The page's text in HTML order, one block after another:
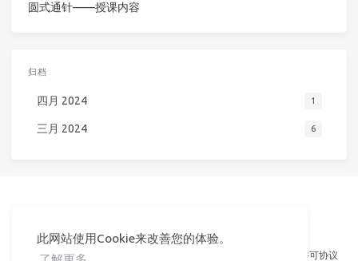
此网站使用Cookie来改善您的体验。
圆式通针——授课内容
归档
四月 2024 1
三月 2024 6
© 2024 袁也Powered byHexo
京ICP备2023028292号-1
未特殊声明文章默认遵循 CC BY-NC-ND 许可协议